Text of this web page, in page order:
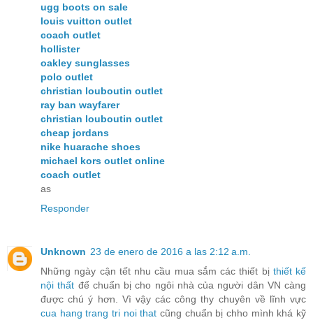
ugg boots on sale
louis vuitton outlet
coach outlet
hollister
oakley sunglasses
polo outlet
christian louboutin outlet
ray ban wayfarer
christian louboutin outlet
cheap jordans
nike huarache shoes
michael kors outlet online
coach outlet
as
Responder
Unknown 23 de enero de 2016 a las 2:12 a.m.
Những ngày cận tết nhu cầu mua sắm các thiết bị thiết kế
nội thất để chuẩn bị cho ngôi nhà của người dân VN càng
được chú ý hơn. Vì vậy các công thy chuyên về lĩnh vực
cua hang trang tri noi that cũng chuẩn bị chho mình khá kỹ